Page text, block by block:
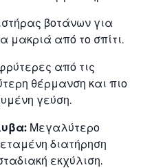
βοτάνων για
μακριά από το σπίτι.
από τις
θέρμανση και πιο
γεύση.
Μεγαλύτερο
διατήρηση
εκχύλιση.